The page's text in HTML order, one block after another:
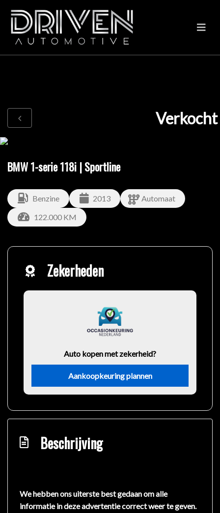
Verkocht
BMW 1-serie 118i | Sportline
Benzine 2013
Automaat
122.000 KM
Zekerheden
Auto kopen met zekerheid?
Aankoopkeuring plannen
Beschrijving
We hebben ons uiterste best gedaan om alle
informatie in deze advertentie correct weer te geven.